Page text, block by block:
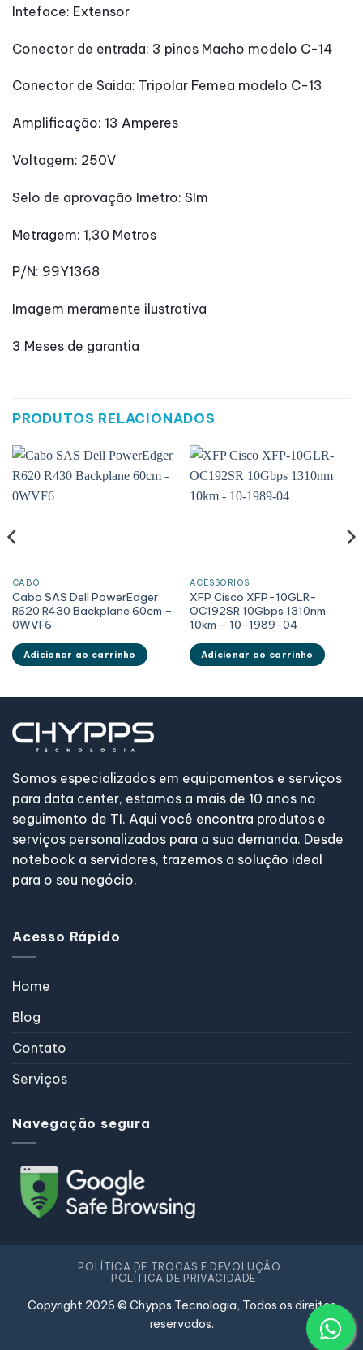
Inteface: Extensor
Conector de entrada: 3 pinos Macho modelo C-14
Conector de Saida: Tripolar Femea modelo C-13
Amplificação: 13 Amperes
Voltagem: 250V
Selo de aprovação Imetro: SIm
Metragem: 1,30 Metros
P/N: 99Y1368
Imagem meramente ilustrativa
3 Meses de garantia
PRODUTOS RELACIONADOS
CABO
Cabo SAS Dell PowerEdger
R620 R430 Backplane 60cm –
0WVF6
Adicionar ao carrinho
ACESSÓRIOS
XFP Cisco XFP-10GLR-
OC192SR 10Gbps 1310nm
10km – 10-1989-04
Adicionar ao carrinho
Somos especializados em equipamentos e serviços
para data center, estamos a mais de 10 anos no
seguimento de TI. Aqui você encontra produtos e
serviços personalizados para a sua demanda. Desde
notebook a servidores, trazemos a solução ideal
para o seu negócio.
Acesso Rápido
Home
Blog
Contato
Serviços
Navegação segura
POLÍTICA DE TROCAS E DEVOLUÇÃO
POLÍTICA DE PRIVACIDADE
Copyright 2026 © Chypps Tecnologia, Todos os direitos
reservados.